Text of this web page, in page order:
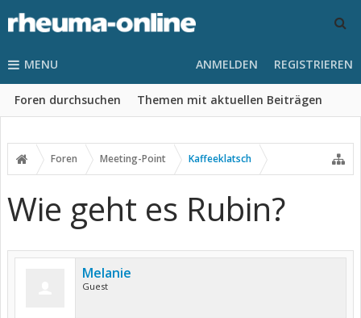
MENU
Foren durchsuchen Themen mit aktuellen Beiträgen
ANMELDEN REGISTRIEREN
Foren Meeting-Point Kaffeeklatsch
Wie geht es Rubin?
Melanie
Guest